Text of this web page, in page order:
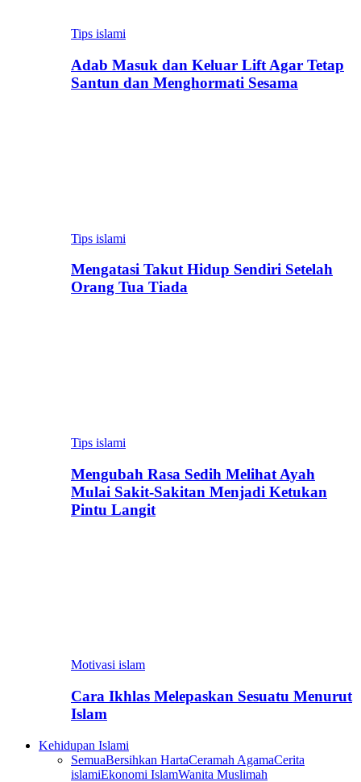
Tips islami
Adab Masuk dan Keluar Lift Agar Tetap
Santun dan Menghormati Sesama
Tips islami
Mengatasi Takut Hidup Sendiri Setelah
Orang Tua Tiada
Tips islami
Mengubah Rasa Sedih Melihat Ayah
Mulai Sakit-Sakitan Menjadi Ketukan
Pintu Langit
Motivasi islam
Cara Ikhlas Melepaskan Sesuatu Menurut
Islam
Kehidupan Islami
SemuaBersihkan HartaCeramah AgamaCerita
islamiEkonomi IslamWanita Muslimah